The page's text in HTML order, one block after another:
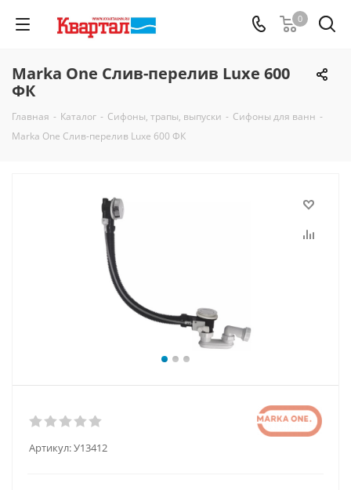
0
Marka One Слив-перелив Luxe 600
ФК
Главная - Каталог - Сифоны, трапы, выпуски - Сифоны для ванн -
Marka One Слив-перелив Luxe 600 ФК
Артикул:У13412